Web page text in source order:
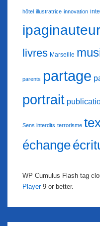
hôtel illustratrice innovation
ipaginauteur
livres Marseille
parents partage
portrait
Sens interdits terrorisme
échange
WP Cumulus Flash tag
Player9 or better.